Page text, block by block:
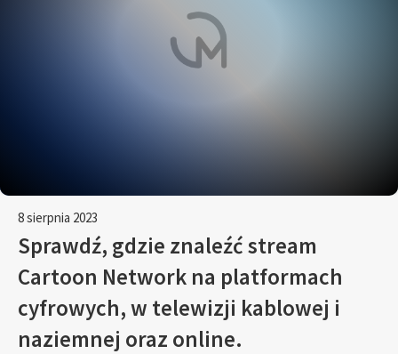
8 sierpnia 2023
Sprawdź, gdzie znaleźć stream
Cartoon Network na platformach
cyfrowych, w telewizji kablowej i
naziemnej oraz online.